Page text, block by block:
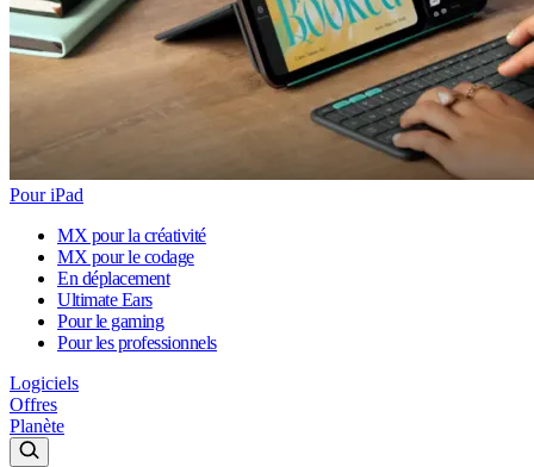
Pour iPad
MX pour la créativité
MX pour le codage
En déplacement
Ultimate Ears
Pour le gaming
Pour les professionnels
Logiciels
Offres
Planète